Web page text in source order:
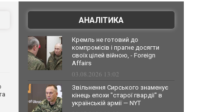
АНАЛІТИКА
Кремль не готовий до
компромісів і прагне досягти
своїх цілей війною, - Foreign
Affairs
03.08.2026 13:02
Звільнення Сирського знаменує
кінець епохи "старої гвардії" в
українській армії — NYT